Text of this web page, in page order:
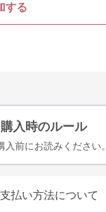
する
購入時のルール
入前にお読みください。
払い方法について